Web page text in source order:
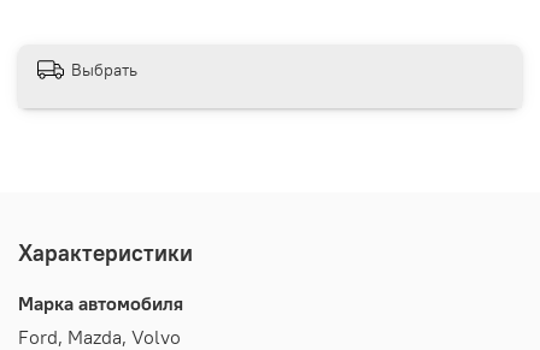
Выбрать
Характеристики
Марка автомобиля
Ford, Mazda, Volvo